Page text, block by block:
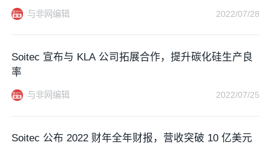
与非网编辑 2022/07/28
Soitec 宣布与 KLA 公司拓展合作，提升碳化硅生产良
率
与非网编辑 2022/07/25
Soitec 公布 2022 财年全年财报，营收突破 10 亿美元